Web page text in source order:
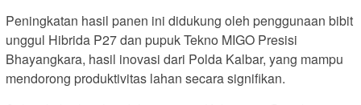
Peningkatan hasil panen ini didukung oleh penggunaan bibit
unggul Hibrida P27 dan pupuk Tekno MIGO Presisi
Bhayangkara, hasil inovasi dari Polda Kalbar, yang mampu
mendorong produktivitas lahan secara signifikan.